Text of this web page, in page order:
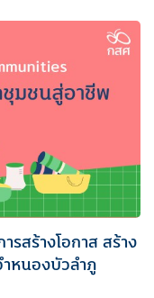
สร้างโอกาส สร้าง
หนองบัวลำภู